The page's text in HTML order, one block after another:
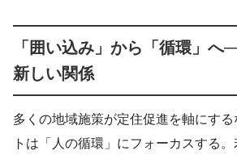
「囲い込み」から「循環」へ
新しい関係
多くの地域施策が定住促進を軸にす
トは「人の循環」にフォーカスする